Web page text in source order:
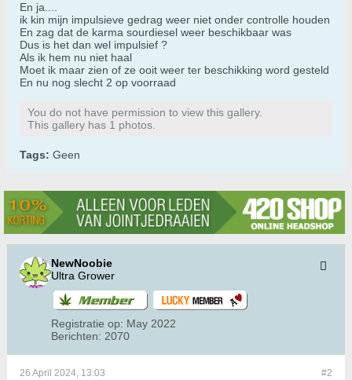
En ja....
ik kin mijn impulsieve gedrag weer niet onder controlle houden
En zag dat de karma sourdiesel weer beschikbaar was
Dus is het dan wel impulsief ?
Als ik hem nu niet haal
Moet ik maar zien of ze ooit weer ter beschikking word gesteld
En nu nog slecht 2 op voorraad
You do not have permission to view this gallery.
This gallery has 1 photos.
Tags: Geen
NewNoobie
Ultra Grower
Registratie op: May 2022
Berichten: 2070
#2
26 April 2024, 13:03